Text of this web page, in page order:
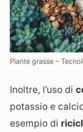
Piante grasse –
Inoltre, l’uso di
potassio e
esempio di